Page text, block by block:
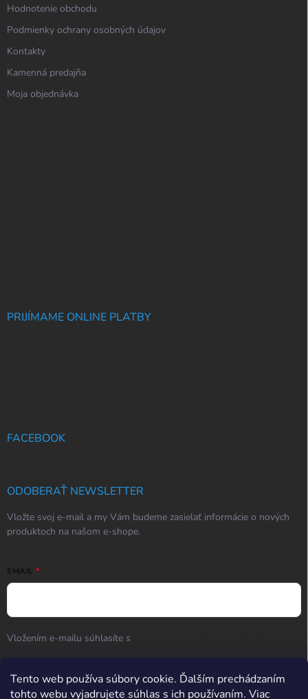
Tento web používa súbory cookie. Ďalším prechádzaním
tohto webu vyjadrujete súhlas s ich používaním. Viac
Hodnotenie obchodu
Podmienky ochrany osobných údajov
Kontakty
Kamenná predajňa
Moja objednávka
PRIJÍMAME ONLINE PLATBY
FACEBOOK
ODOBERAŤ NEWSLETTER
Vložte svoj e-mail a my Vám budeme zasielať informácie o nových
produktoch na našom e-shope.
EMAIL
Vložením e-mailu súhlasíte s
Prihlásiť sa